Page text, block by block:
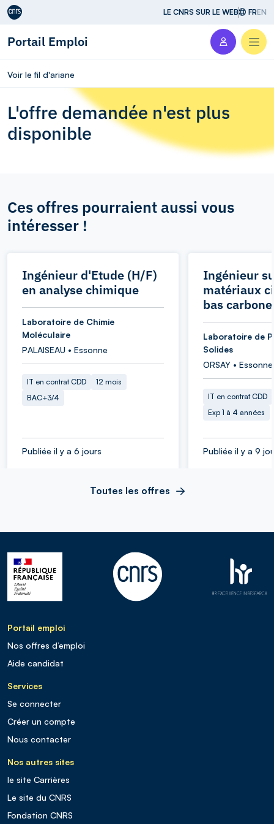
Aller au contenu LE CNRS SUR LE WEB FREN
Portail Emploi
Voir le fil d'ariane
L'offre demandée n'est plus
disponible
Ces offres pourraient aussi vous
intéresser !
Ingénieur d'Etude (H/F)
en analyse chimique
Laboratoire de Chimie
Moléculaire
PALAISEAU • Essonne
IT en contrat CDD
12 mois
BAC+3/4
Publiée il y a 6 jours
Ingénieur
matériaux
bas
Laboratoire de
Solides
ORSAY • Essonne
IT en contrat CDD
Exp 1 à 4 années
Publiée il y a 9
Toutes les offres
Portail emploi
Nos offres d’emploi
Aide candidat
Services
Se connecter
Créer un compte
Nous contacter
Nos autres sites
le site Carrières
Le site du CNRS
Fondation CNRS